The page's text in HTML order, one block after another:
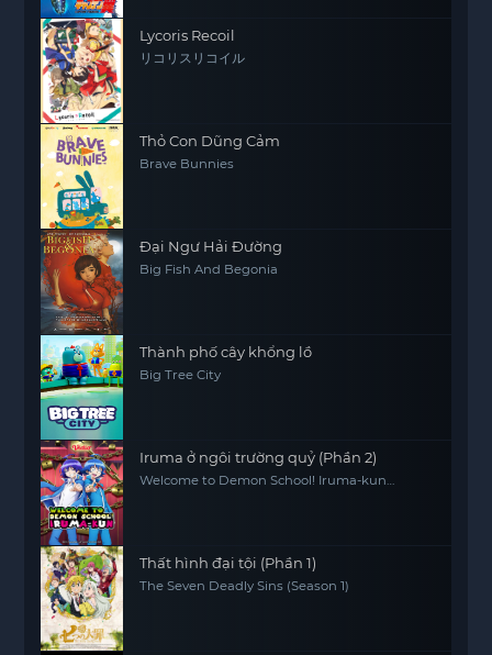
Lycoris Recoil
リコリスリコイル
Thỏ Con Dũng Cảm
Brave Bunnies
Đại Ngư Hải Đường
Big Fish And Begonia
Thành phố cây khổng lồ
Big Tree City
Iruma ở ngôi trường quỷ (Phần 2)
Welcome to Demon School! Iruma-kun
Thất hình đại tội (Phần 1)
The Seven Deadly Sins (Season 1)